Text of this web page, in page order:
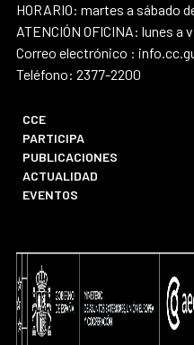
HORARIO: martes a sábado
ATENCIÓN OFICINA: lunes a
Correo electrónico :
Teléfono: 2377-2200
CCE
PARTICIPA
PUBLICACIONES
ACTUALIDAD
EVENTOS